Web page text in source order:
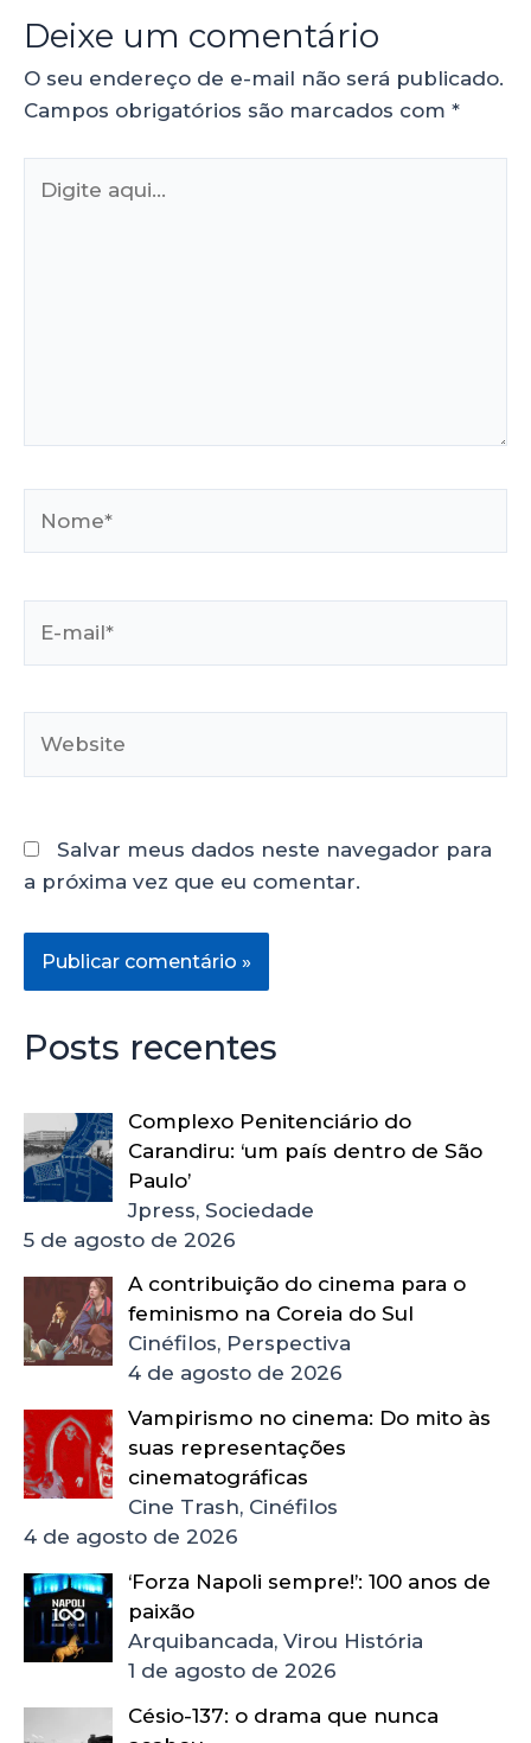
Deixe um comentário
O seu endereço de e-mail não será publicado.
Campos obrigatórios são marcados com *
Salvar meus dados neste navegador para
a próxima vez que eu comentar.
Posts recentes
Complexo Penitenciário do
Carandiru: ‘um país dentro de São
Paulo’
Jpress, Sociedade
5 de agosto de 2026
A contribuição do cinema para o
feminismo na Coreia do Sul
Cinéfilos, Perspectiva
4 de agosto de 2026
Vampirismo no cinema: Do mito às
suas representações
cinematográficas
Cine Trash, Cinéfilos
4 de agosto de 2026
‘Forza Napoli sempre!’: 100 anos de
paixão
Arquibancada, Virou História
1 de agosto de 2026
Césio-137: o drama que nunca